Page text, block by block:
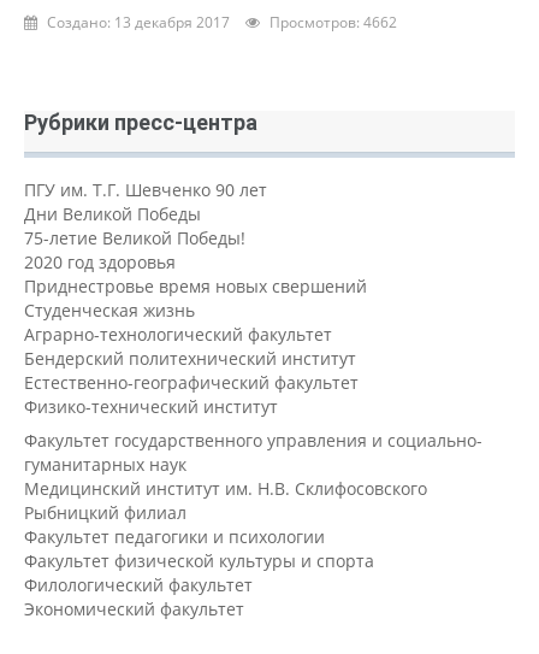
Создано: 13 декабря 2017 Просмотров: 4662
Рубрики пресс-центра
ПГУ им. Т.Г. Шевченко 90 лет
Дни Великой Победы
75-летие Великой Победы!
2020 год здоровья
Приднестровье время новых свершений
Студенческая жизнь
Аграрно-технологический факультет
Бендерский политехнический институт
Естественно-географический факультет
Физико-технический институт
Факультет государственного управления и социально-
гуманитарных наук
Медицинский институт им. Н.В. Склифосовского
Рыбницкий филиал
Факультет педагогики и психологии
Факультет физической культуры и спорта
Филологический факультет
Экономический факультет